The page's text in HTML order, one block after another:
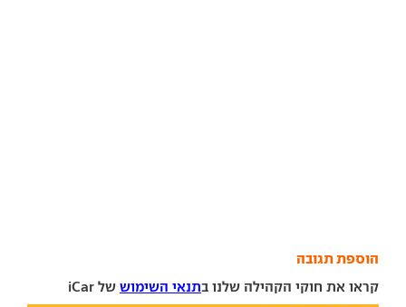
הוספת תגובה
קראו את חוקי הקהילה שלנו בתנאי השימוש של iCar